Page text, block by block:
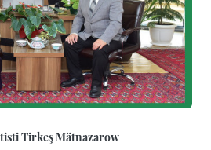
Tirkeş Mätnazarow